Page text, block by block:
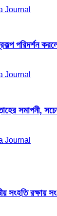
Journal
পরিদর্শন
Journal
সমাপনী,
Journal
সংহতি রক্ষায়